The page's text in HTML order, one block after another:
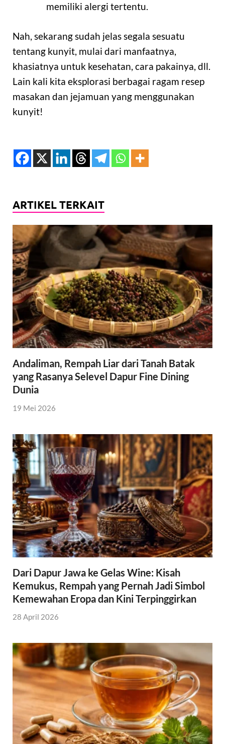
memiliki alergi tertentu.
Nah, sekarang sudah jelas segala sesuatu
tentang kunyit, mulai dari manfaatnya,
khasiatnya untuk kesehatan, cara pakainya, dll.
Lain kali kita eksplorasi berbagai ragam resep
masakan dan jejamuan yang menggunakan
kunyit!
ARTIKEL TERKAIT
Andaliman, Rempah Liar dari Tanah Batak
yang Rasanya Selevel Dapur Fine Dining
Dunia
19 Mei 2026
Dari Dapur Jawa ke Gelas Wine: Kisah
Kemukus, Rempah yang Pernah Jadi Simbol
Kemewahan Eropa dan Kini Terpinggirkan
28 April 2026